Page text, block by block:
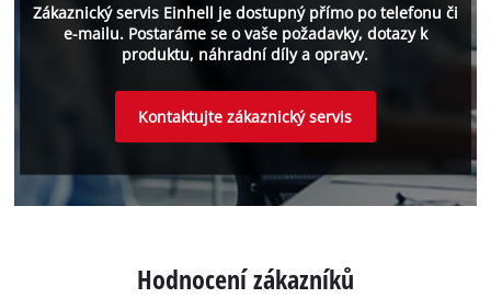
Zákaznický servis Einhell je dostupný přímo po telefonu či
e-mailu. Postaráme se o vaše požadavky, dotazy k
produktu, náhradní díly a opravy.
Kontaktujte zákaznický servis
Hodnocení zákazníků